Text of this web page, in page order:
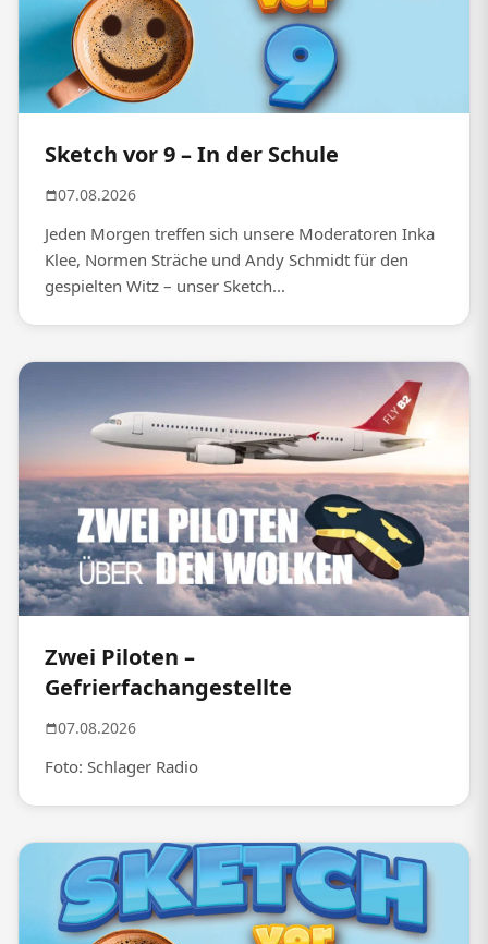
Sketch vor 9 – In der Schule
07.08.2026
Jeden Morgen treffen sich unsere Moderatoren Inka
Klee, Normen Sträche und Andy Schmidt für den
gespielten Witz – unser Sketch...
Zwei Piloten –
Gefrierfachangestellte
07.08.2026
Foto: Schlager Radio